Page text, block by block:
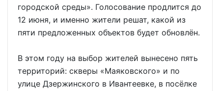
городской среды». Голосование продлится до
12 июня, и именно жители решат, какой из
пяти предложенных объектов будет обновлён.
В этом году на выбор жителей вынесено пять
территорий: скверы «Маяковского» и по
улице Дзержинского в Ивантеевке, в посёлке